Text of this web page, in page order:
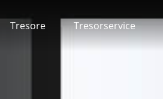
Tresore Tresorservice